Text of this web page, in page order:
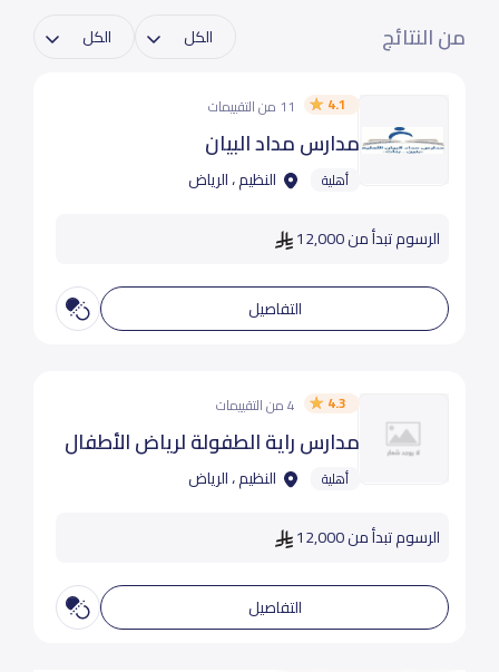
من النتائج
4.1 11 من التقييمات
مدارس مداد البيان
أهلية النظيم ، الرياض
الرسوم تبدأ من 12,000
التفاصيل
4.3 4 من التقييمات
مدارس راية الطفولة لرياض الأطفال
أهلية النظيم ، الرياض
الرسوم تبدأ من 12,000
التفاصيل